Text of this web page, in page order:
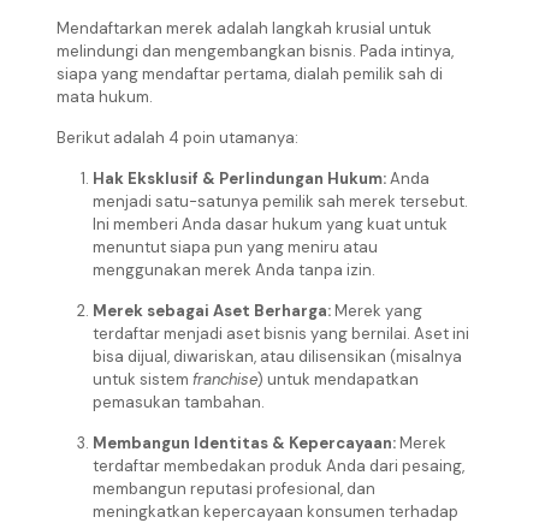
Mendaftarkan merek adalah langkah krusial untuk
melindungi dan mengembangkan bisnis. Pada intinya,
siapa yang mendaftar pertama, dialah pemilik sah di
mata hukum.
Berikut adalah 4 poin utamanya:
Hak Eksklusif & Perlindungan Hukum:Anda
menjadi satu-satunya pemilik sah merek tersebut.
Ini memberi Anda dasar hukum yang kuat untuk
menuntut siapa pun yang meniru atau
menggunakan merek Anda tanpa izin.
Merek sebagai Aset Berharga:Merek yang
terdaftar menjadi aset bisnis yang bernilai. Aset ini
bisa dijual, diwariskan, atau dilisensikan (misalnya
untuk sistem franchise) untuk mendapatkan
pemasukan tambahan.
Membangun Identitas & Kepercayaan:Merek
terdaftar membedakan produk Anda dari pesaing,
membangun reputasi profesional, dan
meningkatkan kepercayaan konsumen terhadap